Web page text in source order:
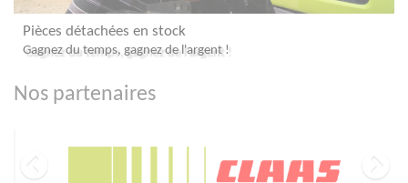
détachées en stock
du temps, gagnez de l'argent !
Nos partenaires